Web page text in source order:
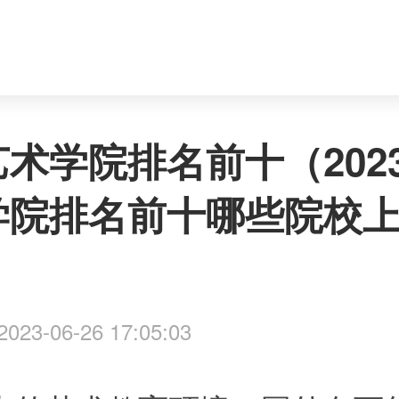
学院排名前十（
排名前十哪些院校
06-26 17:05:03